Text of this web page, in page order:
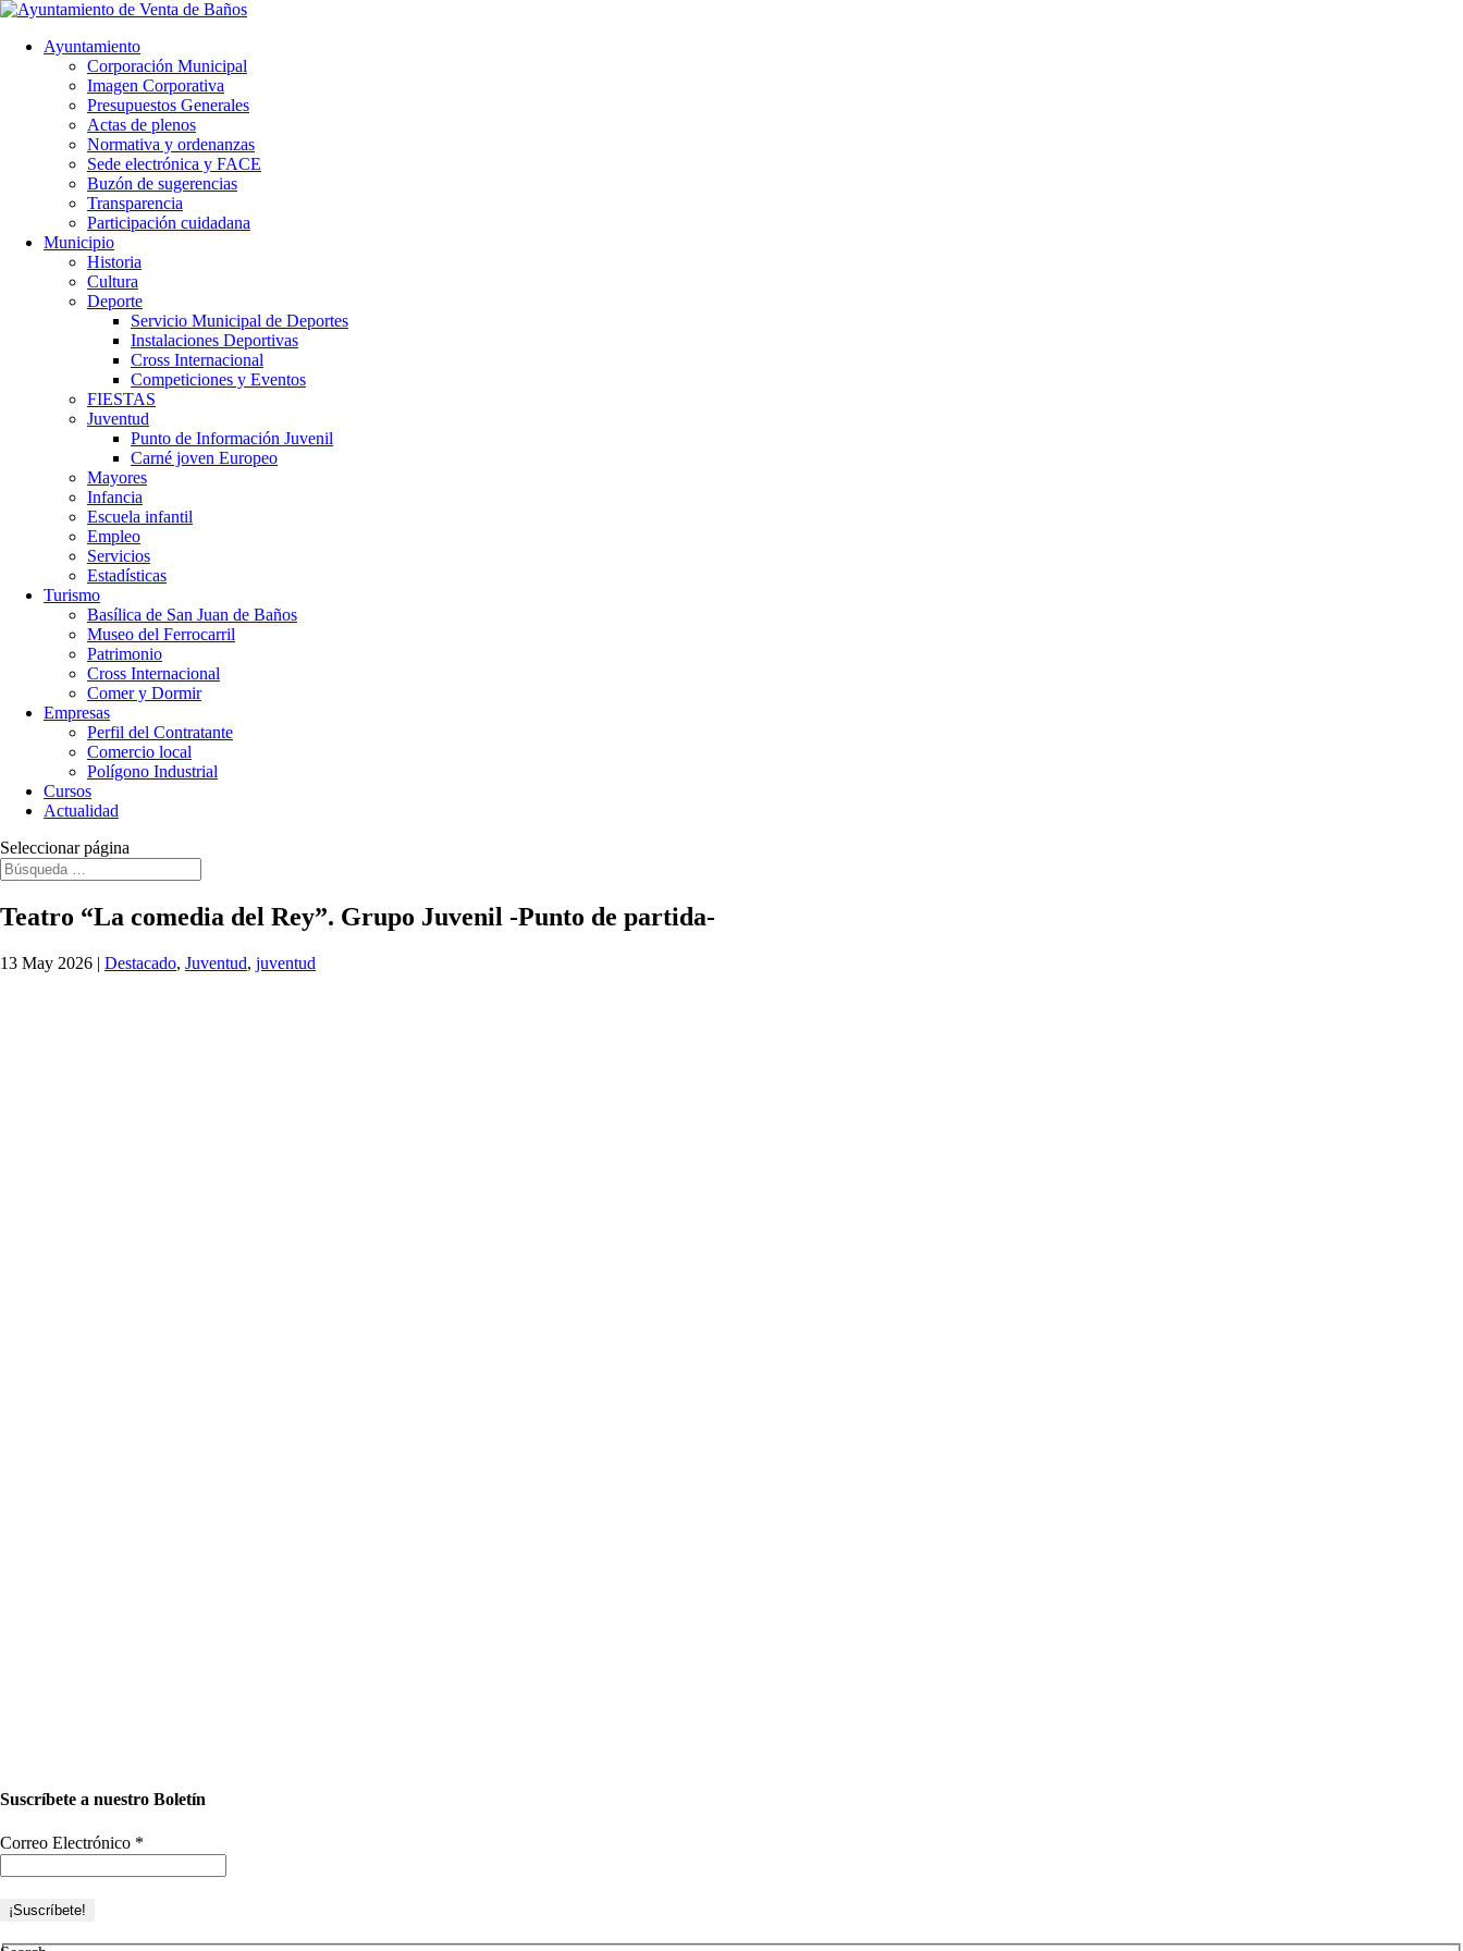
Ayuntamiento
Corporación Municipal
Imagen Corporativa
Presupuestos Generales
Actas de plenos
Normativa y ordenanzas
Sede electrónica y FACE
Buzón de sugerencias
Transparencia
Participación cuidadana
Municipio
Historia
Cultura
Deporte
Servicio Municipal de Deportes
Instalaciones Deportivas
Cross Internacional
Competiciones y Eventos
FIESTAS
Juventud
Punto de Información Juvenil
Carné joven Europeo
Mayores
Infancia
Escuela infantil
Empleo
Servicios
Estadísticas
Turismo
Basílica de San Juan de Baños
Museo del Ferrocarril
Patrimonio
Cross Internacional
Comer y Dormir
Empresas
Perfil del Contratante
Comercio local
Polígono Industrial
Cursos
Actualidad
Seleccionar página
Teatro “La comedia del Rey”. Grupo Juvenil -Punto de partida-
13 May 2026 | Destacado, Juventud, juventud
Suscríbete a nuestro Boletín
Correo Electrónico *